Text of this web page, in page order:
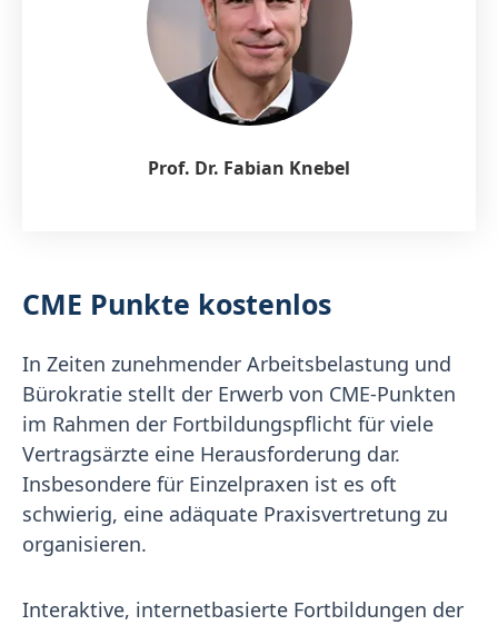
Prof. Dr. Fabian Knebel
CME Punkte kostenlos
In Zeiten zunehmender Arbeitsbelastung und
Bürokratie stellt der Erwerb von CME-Punkten
im Rahmen der Fortbildungspflicht für viele
Vertragsärzte eine Herausforderung dar.
Insbesondere für Einzelpraxen ist es oft
schwierig, eine adäquate Praxisvertretung zu
organisieren.
Interaktive, internetbasierte Fortbildungen der